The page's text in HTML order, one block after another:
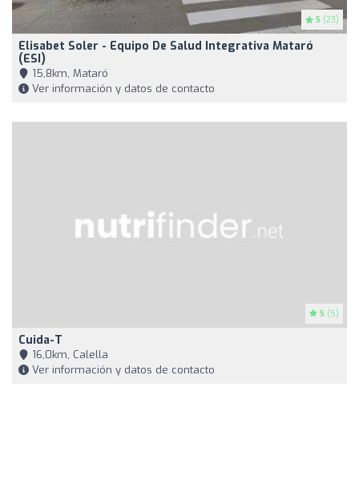
5 (23)
Elisabet Soler - Equipo De Salud Integrativa Mataró
(ESI)
15,8km, Mataró
Ver información y datos de contacto
5 (5)
Cuida-T
16,0km, Calella
Ver información y datos de contacto